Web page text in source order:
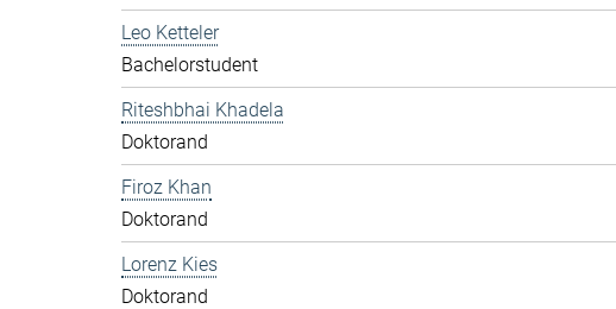
Leo Ketteler
Bachelorstudent
Riteshbhai Khadela
Doktorand
Firoz Khan
Doktorand
Lorenz Kies
Doktorand